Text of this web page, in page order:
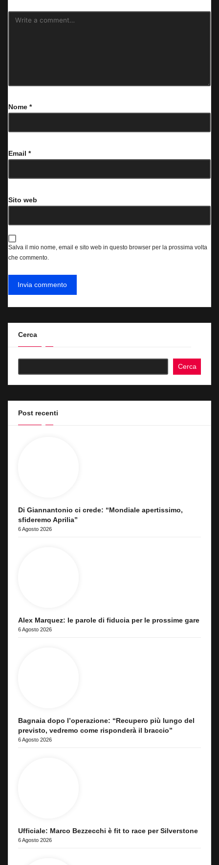
Nome *
Email *
Sito web
Salva il mio nome, email e sito web in questo browser per la prossima volta
che commento.
Cerca
Cerca
Post recenti
Di Giannantonio ci crede: “Mondiale apertissimo,
sfideremo Aprilia”
6 Agosto 2026
Alex Marquez: le parole di fiducia per le prossime gare
6 Agosto 2026
Bagnaia dopo l’operazione: “Recupero più lungo del
previsto, vedremo come risponderà il braccio”
6 Agosto 2026
Ufficiale: Marco Bezzecchi è fit to race per Silverstone
6 Agosto 2026